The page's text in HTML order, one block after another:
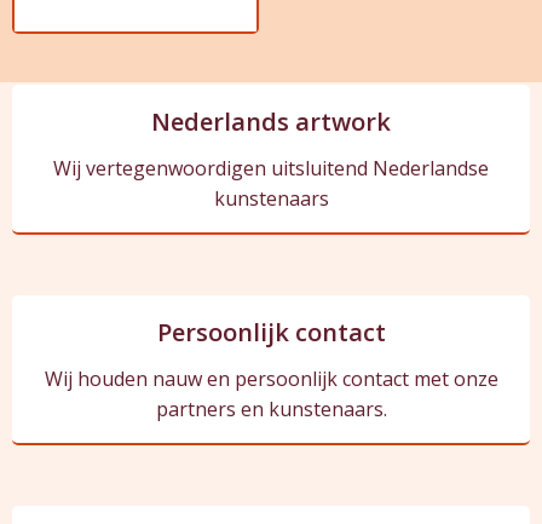
Nederlands artwork
Wij vertegenwoordigen uitsluitend Nederlandse
kunstenaars
Persoonlijk contact
Wij houden nauw en persoonlijk contact met onze
partners en kunstenaars.